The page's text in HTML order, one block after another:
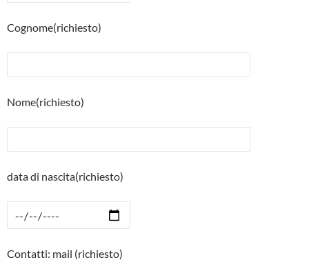
Cognome(richiesto)
Nome(richiesto)
data di nascita(richiesto)
Contatti: mail (richiesto)